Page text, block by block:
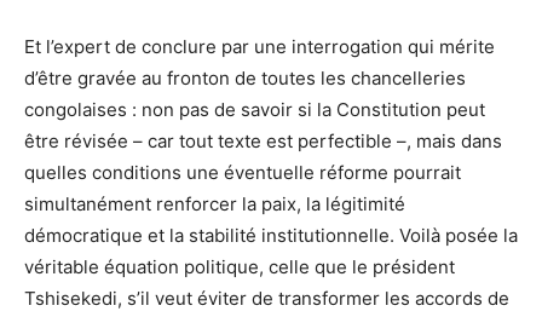
Et l’expert de conclure par une interrogation qui mérite
d’être gravée au fronton de toutes les chancelleries
congolaises : non pas de savoir si la Constitution peut
être révisée – car tout texte est perfectible –, mais dans
quelles conditions une éventuelle réforme pourrait
simultanément renforcer la paix, la légitimité
démocratique et la stabilité institutionnelle. Voilà posée la
véritable équation politique, celle que le président
Tshisekedi, s’il veut éviter de transformer les accords de